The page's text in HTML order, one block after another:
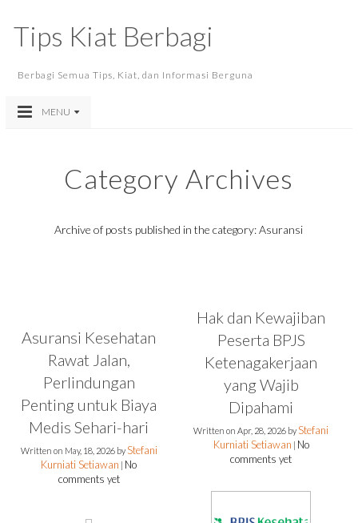
Tips Kiat Berbagi
Berbagi Semua Tips, Kiat, dan Informasi Berguna
MENU
Category Archives
Archive of posts published in the category: Asuransi
Asuransi Kesehatan
Rawat Jalan,
Perlindungan
Penting untuk Biaya
Medis Sehari-hari
Written on May, 18, 2026 byStefani
Kurniati Setiawan | No
comments yet
Hak dan Kewajiban
Peserta BPJS
Ketenagakerjaan
yang Wajib
Dipahami
Written onApr, 28, 2026 byStefani
Kurniati Setiawan | No
comments yet